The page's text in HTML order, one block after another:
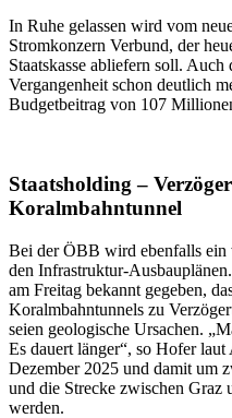
In Ruhe gelassen wird vom
Stromkonzern Verbund, der
Staatskasse abliefern soll.
Vergangenheit schon deutlich
Budgetbeitrag von 107
Staatsholding –
Koralmbahntunnel
Bei der ÖBB wird ebenfalls ein
den Infrastruktur-
am Freitag bekannt gegeben,
Koralmbahntunnels zu
seien geologische Ursachen.
Es dauert länger“, so Hofer
Dezember 2025 und damit um
und die Strecke zwischen
werden.